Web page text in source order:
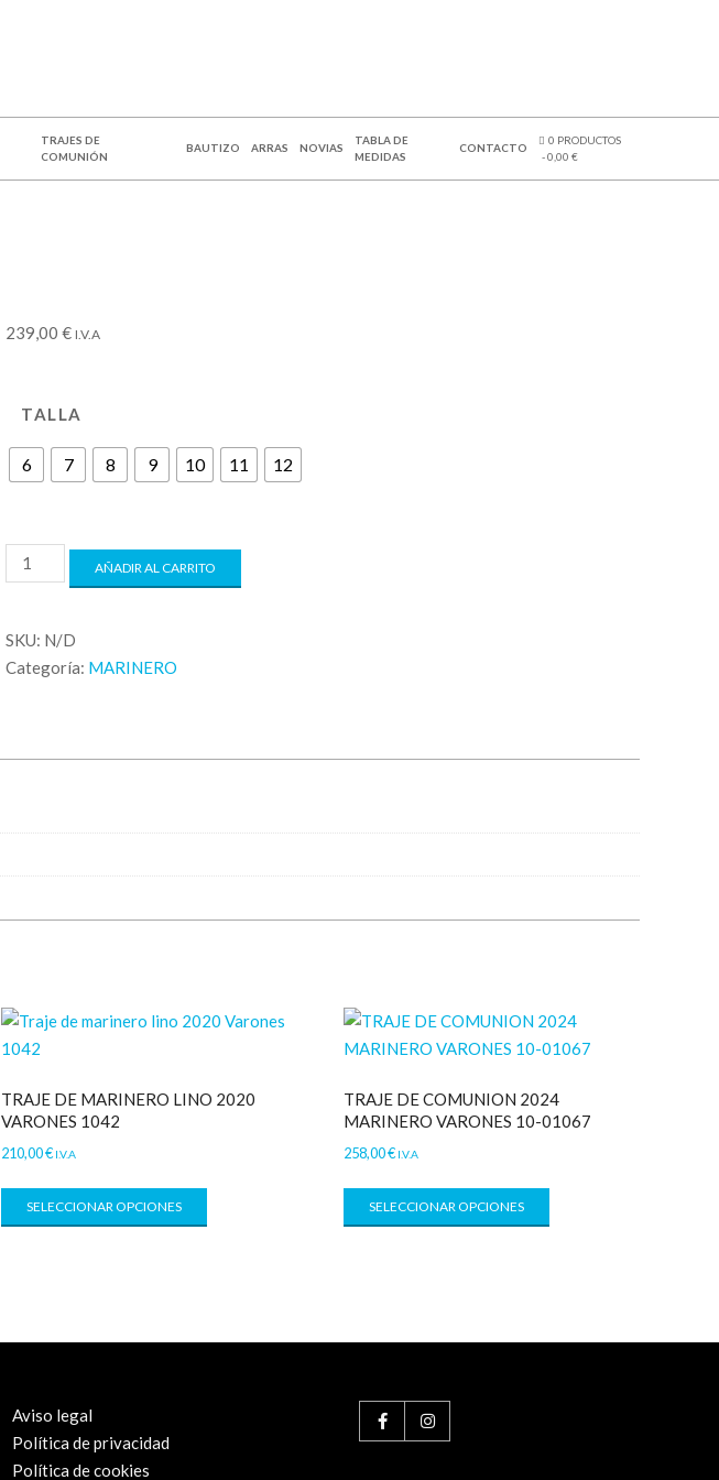
TRAJES DE
COMUNIÓN
BAUTIZO ARRAS NOVIAS
TABLA DE
MEDIDAS
CONTACTO
0 PRODUCTOS
0,00 €
239,00 € I.V.A
TALLA
6 7 8 9 10 11 12
AÑADIR AL CARRITO
SKU: N/D
Categoría: MARINERO
TRAJE DE MARINERO LINO 2020
VARONES 1042
210,00€ I.V.A
SELECCIONAR OPCIONES
TRAJE DE COMUNION 2024
MARINERO VARONES 10-01067
258,00€ I.V.A
SELECCIONAR OPCIONES
Aviso legal
Política de privacidad
Política de cookies